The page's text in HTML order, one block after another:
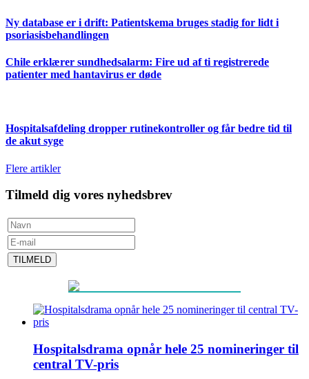
Ny database er i drift: Patientskema bruges stadig for lidt i
psoriasisbehandlingen
Chile erklærer sundhedsalarm: Fire ud af ti registrerede
patienter med hantavirus er døde
Hospitalsafdeling dropper rutinekontroller og får bedre tid til
de akut syge
Flere artikler
Tilmeld dig vores nyhedsbrev
TILMELD
Hospitalsdrama opnår hele 25 nomineringer til
central TV-pris